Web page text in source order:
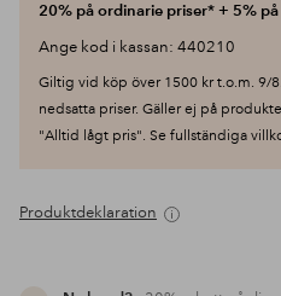
20% på ordinarie priser* + 5%
Ange kod i kassan: 440210
Giltig vid köp över 1500 kr t.o.m. 9/
nedsatta priser. Gäller ej på
"Alltid lågt pris". Se fullständiga
Produktdeklaration